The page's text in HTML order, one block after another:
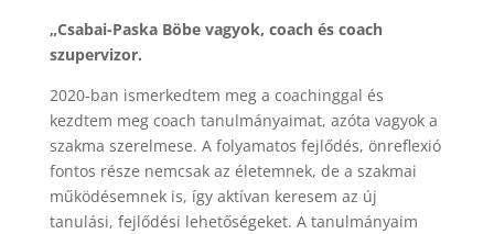
„Csabai-Paska Böbe vagyok, coach és coach
szupervizor.
2020-ban ismerkedtem meg a coachinggal és
kezdtem meg coach tanulmányaimat, azóta vagyok a
szakma szerelmese. A folyamatos fejlődés, önreflexió
fontos része nemcsak az életemnek, de a szakmai
működésemnek is, így aktívan keresem az új
tanulási, fejlődési lehetőségeket. A tanulmányaim